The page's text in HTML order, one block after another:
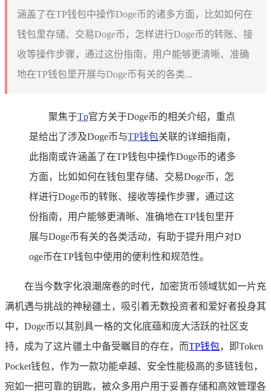
涵盖了在TP钱包中操作Doge币的诸多方面，比如如何在
钱包里存储、交易Doge币，怎样进行Doge币的转账、接
收等操作步骤，通过这份指南，用户能够更清晰、准确
地在TP钱包里开展与Doge币有关的各类...
聚焦于Tp官方关于Doge币的相关介绍，重点
是给出了涉及Doge币与TP钱包关联的详细指南，
此指南或许涵盖了在TP钱包中操作Doge币的诸多
方面，比如如何在钱包里存储、交易Doge币，怎
样进行Doge币的转账、接收等操作步骤，通过这
份指南，用户能够更清晰、准确地在TP钱包里开
展与Doge币有关的各类活动，有助于提升用户对D
oge币在TP钱包中使用的便利性和规范性。
在当今数字化浪潮席卷的时代，加密货币领域犹如一片充
满机遇与挑战的神秘疆土，吸引着无数投资者和爱好者投身其
中，Doge币以其别具一格的文化底蕴和庞大活跃的社区支
持，成为了这片疆土中备受瞩目的存在，而TP钱包，即Token
Pocket钱包，作为一款功能卓越、安全性能极高的多链钱包，
宛如一把可靠的钥匙，被众多用户用于妥善存储和高效管理各